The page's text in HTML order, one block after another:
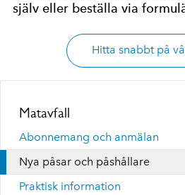
själv eller beställa via
Hitta snabbt på
Matavfall
Abonnemang och anmälan
Nya påsar och påshållare
Praktisk information